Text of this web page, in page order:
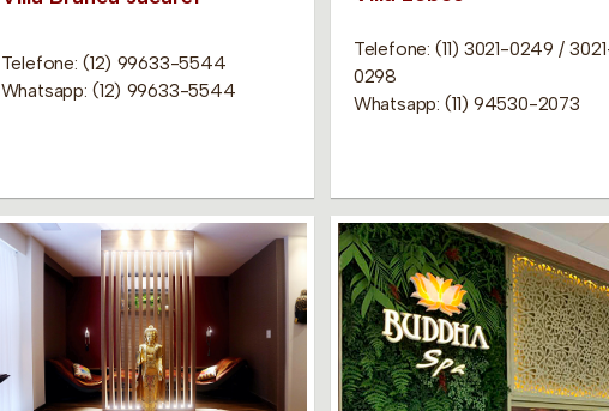
Telefone: (12) 99633-5544
Whatsapp: (12) 99633-5544
Telefone: (11) 3021-0249 /
0298
Whatsapp: (11) 94530-2073